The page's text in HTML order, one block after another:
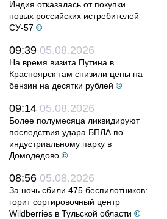
Индия отказалась от покупки
новых российских истребителей
СУ-57 ©
09:39 05.08.2026
На время визита Путина в
Красноярск там снизили цены на
бензин на десятки рублей ©
09:14 05.08.2026
Более полумесяца ликвидируют
последствия удара БПЛА по
индустриальному парку в
Домодедово ©
08:56 05.08.2026
За ночь сбили 475 беспилотников:
горит сортировочный центр
Wildberries в Тульской области ©